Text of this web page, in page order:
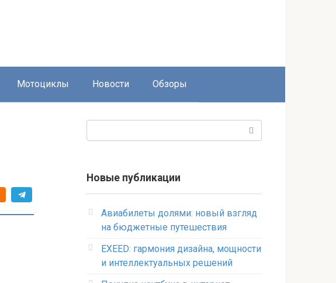
Мотоциклы Новости Обзоры
Новые публикации
Авиабилеты долями: новый взгляд
на бюджетные путешествия
EXEED: гармония дизайна, мощности
и интеллектуальных решений